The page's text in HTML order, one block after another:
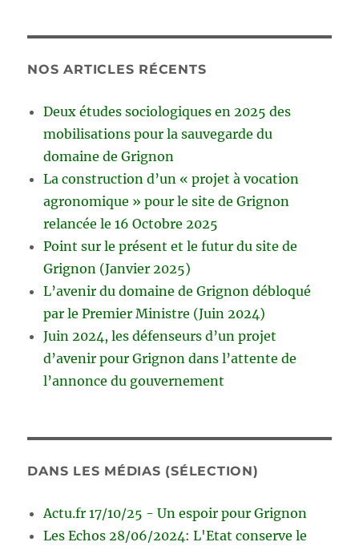
NOS ARTICLES RÉCENTS
Deux études sociologiques en 2025 des
mobilisations pour la sauvegarde du
domaine de Grignon
La construction d’un « projet à vocation
agronomique » pour le site de Grignon
relancée le 16 Octobre 2025
Point sur le présent et le futur du site de
Grignon (Janvier 2025)
L’avenir du domaine de Grignon débloqué
par le Premier Ministre (Juin 2024)
Juin 2024, les défenseurs d’un projet
d’avenir pour Grignon dans l’attente de
l’annonce du gouvernement
DANS LES MÉDIAS (SÉLECTION)
Actu.fr 17/10/25 - Un espoir pour Grignon
Les Echos 28/06/2024: L'Etat conserve le